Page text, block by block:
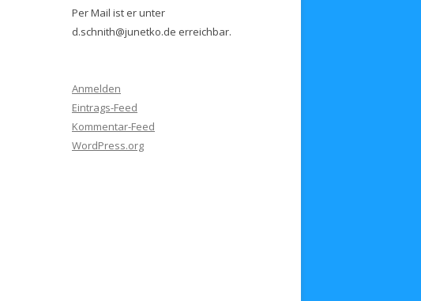
Per Mail ist er unter
d.schnith@junetko.de erreichbar.
Anmelden
Eintrags-Feed
Kommentar-Feed
WordPress.org